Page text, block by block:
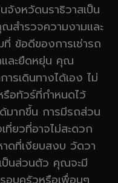
จังหวัดนราธิวาสเป็น
สำรวจความงามและ
ข้อดีของการเช่ารถ
และยืดหยุ่น คุณ
ารเดินทางได้เอง ไม่
อทัวร์ที่กำหนดไว้
มากขึ้น การมีรถส่วน
ยวที่อาจไม่สะดวก
ดที่เงียบสงบ วัดวา
ป็นส่วนตัว คุณจะมี